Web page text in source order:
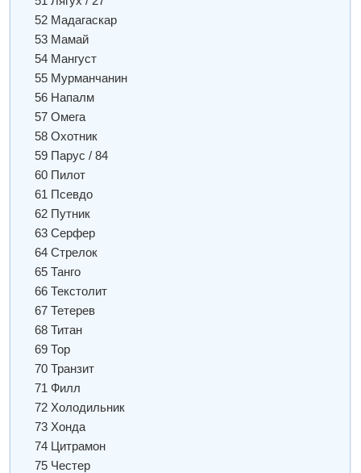
52 Мадагаскар
53 Мамай
54 Мангуст
55 Мурманчанин
56 Напалм
57 Омега
58 Охотник
59 Парус / 84
60 Пилот
61 Псевдо
62 Путник
63 Серфер
64 Стрелок
65 Танго
66 Текстолит
67 Тетерев
68 Титан
69 Тор
70 Транзит
71 Филл
72 Холодильник
73 Хонда
74 Цитрамон
75 Честер